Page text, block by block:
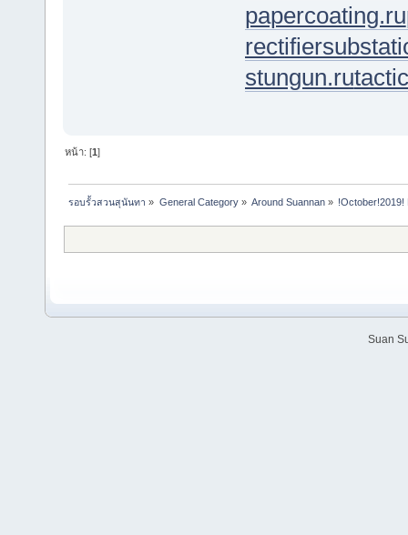
papercoating.ru
stungun.ru
หน้า: [1]
รอบรั้วสวนสุนันทา » General Category» Around Suannan» !October!2019!
Suan